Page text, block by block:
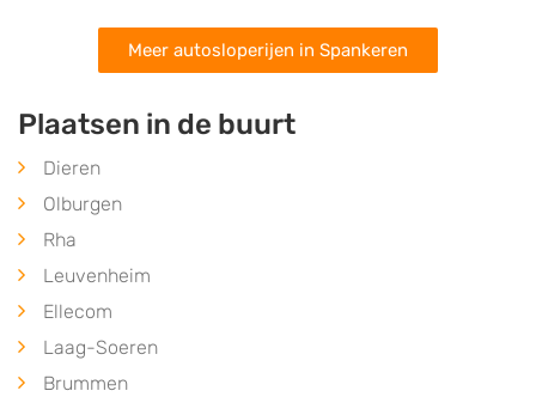
Meer autosloperijen in Spankeren
Plaatsen in de buurt
Dieren
Olburgen
Rha
Leuvenheim
Ellecom
Laag-Soeren
Brummen